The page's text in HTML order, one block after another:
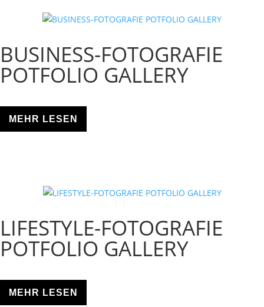
BUSINESS-FOTOGRAFIE
POTFOLIO GALLERY
MEHR LESEN
LIFESTYLE-FOTOGRAFIE
POTFOLIO GALLERY
MEHR LESEN